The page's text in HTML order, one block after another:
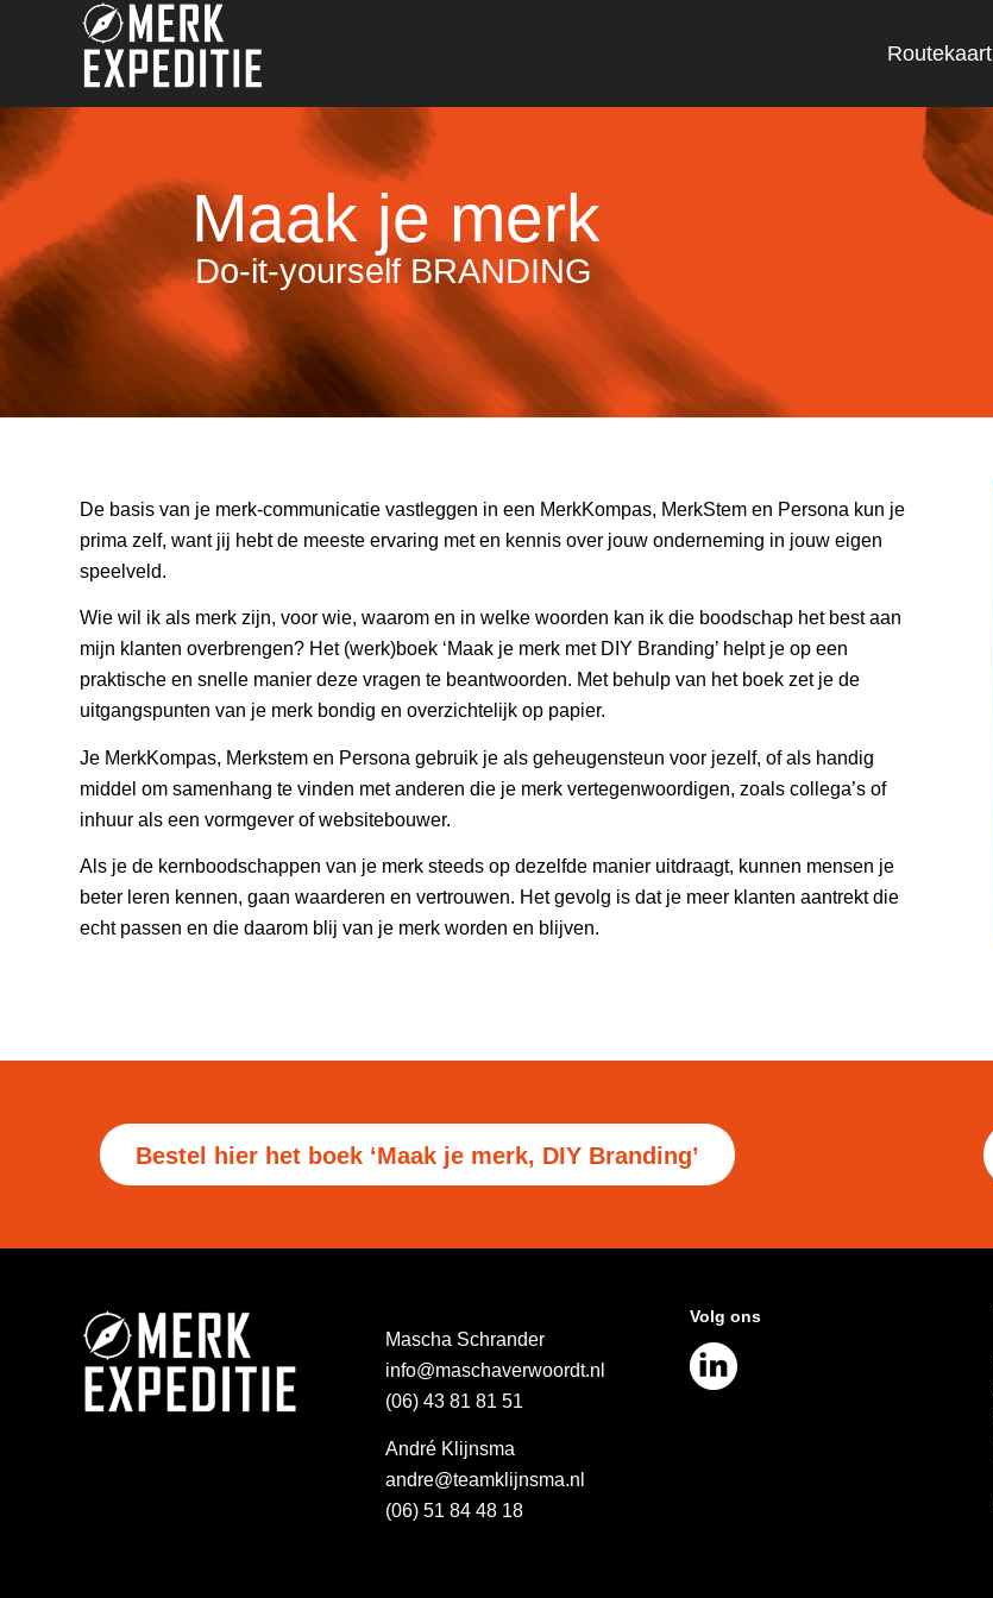
Routekaart
Maak je merk
Do-it-yourself BRANDING
De basis van je merk-communicatie vastleggen in een MerkKompas, MerkStem en Persona kun je
prima zelf, want jij hebt de meeste ervaring met en kennis over jouw onderneming in jouw eigen
speelveld.
Wie wil ik als merk zijn, voor wie, waarom en in welke woorden kan ik die boodschap het best aan
mijn klanten overbrengen? Het (werk)boek ‘Maak je merk met DIY Branding’ helpt je op een
praktische en snelle manier deze vragen te beantwoorden. Met behulp van het boek zet je de
uitgangspunten van je merk bondig en overzichtelijk op papier.
Je MerkKompas, Merkstem en Persona gebruik je als geheugensteun voor jezelf, of als handig
middel om samenhang te vinden met anderen die je merk vertegenwoordigen, zoals collega’s of
inhuur als een vormgever of websitebouwer.
Als je de kernboodschappen van je merk steeds op dezelfde manier uitdraagt, kunnen mensen je
beter leren kennen, gaan waarderen en vertrouwen. Het gevolg is dat je meer klanten aantrekt die
echt passen en die daarom blij van je merk worden en blijven.
Bestel hier het boek ‘Maak je merk, DIY Branding’
Mascha Schrander
info@maschaverwoordt.nl
(06) 43 81 81 51
André Klijnsma
andre@teamklijnsma.nl
(06) 51 84 48 18
Volg ons